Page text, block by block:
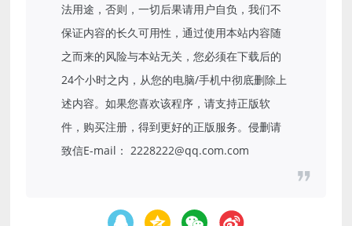
法用途，否则，一切后果请用户自负，我们不
保证内容的长久可用性，通过使用本站内容随
之而来的风险与本站无关，您必须在下载后的
24个小时之内，从您的电脑/手机中彻底删除上
述内容。如果您喜欢该程序，请支持正版软
件，购买注册，得到更好的正版服务。侵删请
致信E-mail： 2228222@qq.com.com